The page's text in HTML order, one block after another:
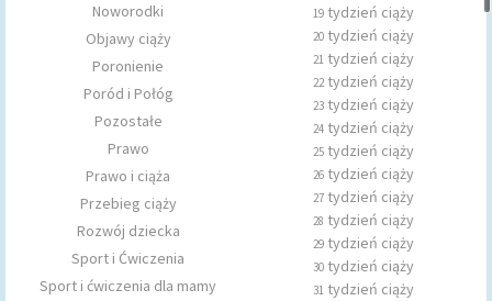
Noworodki
Objawy ciąży
Poronienie
Poród i Połóg
Pozostałe
Prawo
Prawo i ciąża
Przebieg ciąży
Rozwój dziecka
Sport i Ćwiczenia
Sport i ćwiczenia dla mamy
19 tydzień ciąży
20 tydzień ciąży
21 tydzień ciąży
22tydzień ciąży
23 tydzień ciąży
24 tydzień ciąży
25 tydzień ciąży
26 tydzień ciąży
27 tydzień ciąży
28 tydzień ciąży
29 tydzień ciąży
30 tydzień ciąży
31 tydzień ciąży